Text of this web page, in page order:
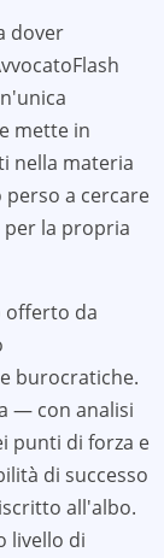
dover
mette in
nella materia
a cercare
la propria
offerto da
burocratiche.
— con analisi
punti di forza e
di successo
all'albo.
livello di